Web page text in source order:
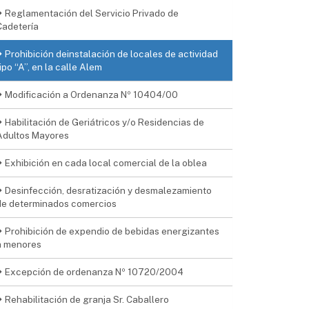
Reglamentación del Servicio Privado de
Prohibición deinstalación de locales de actividad
“A”, en la calle Alem
Modificación a Ordenanza Nº 10404/00
Habilitación de Geriátricos y/o Residencias de
Mayores
Exhibición en cada local comercial de la oblea
Desinfección, desratización y desmalezamiento
determinados comercios
Prohibición de expendio de bebidas energizantes
menores
Excepción de ordenanza Nº 10720/2004
Rehabilitación de granja Sr. Caballero